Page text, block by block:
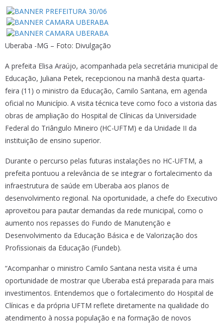
Uberaba -MG – Foto: Divulgação
A prefeita Elisa Araújo, acompanhada pela secretária municipal de
Educação, Juliana Petek, recepcionou na manhã desta quarta-
feira (11) o ministro da Educação, Camilo Santana, em agenda
oficial no Município. A visita técnica teve como foco a vistoria das
obras de ampliação do Hospital de Clínicas da Universidade
Federal do Triângulo Mineiro (HC-UFTM) e da Unidade II da
instituição de ensino superior.
Durante o percurso pelas futuras instalações no HC-UFTM, a
prefeita pontuou a relevância de se integrar o fortalecimento da
infraestrutura de saúde em Uberaba aos planos de
desenvolvimento regional. Na oportunidade, a chefe do Executivo
aproveitou para pautar demandas da rede municipal, como o
aumento nos repasses do Fundo de Manutenção e
Desenvolvimento da Educação Básica e de Valorização dos
Profissionais da Educação (Fundeb).
“Acompanhar o ministro Camilo Santana nesta visita é uma
oportunidade de mostrar que Uberaba está preparada para mais
investimentos. Entendemos que o fortalecimento do Hospital de
Clínicas e da própria UFTM reflete diretamente na qualidade do
atendimento à nossa população e na formação de novos